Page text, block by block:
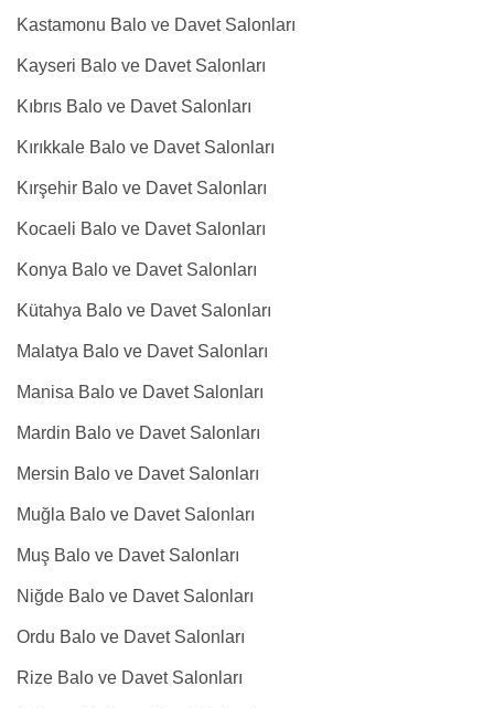
Kastamonu Balo ve Davet Salonları
Kayseri Balo ve Davet Salonları
Kıbrıs Balo ve Davet Salonları
Kırıkkale Balo ve Davet Salonları
Kırşehir Balo ve Davet Salonları
Kocaeli Balo ve Davet Salonları
Konya Balo ve Davet Salonları
Kütahya Balo ve Davet Salonları
Malatya Balo ve Davet Salonları
Manisa Balo ve Davet Salonları
Mardin Balo ve Davet Salonları
Mersin Balo ve Davet Salonları
Muğla Balo ve Davet Salonları
Muş Balo ve Davet Salonları
Niğde Balo ve Davet Salonları
Ordu Balo ve Davet Salonları
Rize Balo ve Davet Salonları